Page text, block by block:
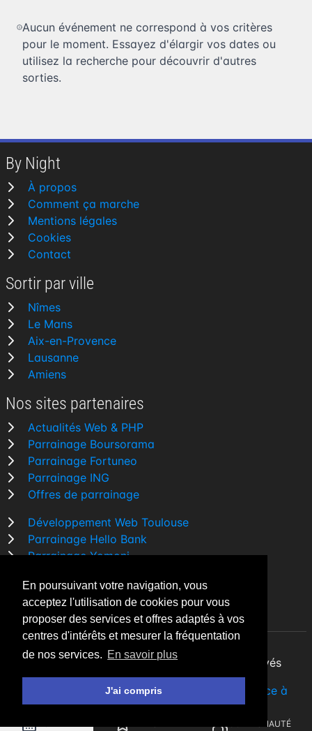
En poursuivant votre navigation, vous
acceptez l'utilisation de cookies pour vous
proposer des services et offres adaptés à vos
centres d'intérêts et mesurer la fréquentation
de nos services. En savoir plus
J'ai compris
COMMUNAUTÉ
Aucun événement ne correspond à vos critères
pour le moment. Essayez d'élargir vos dates ou
utilisez la recherche pour découvrir d'autres
sorties.
By Night
À propos
Comment ça marche
Mentions légales
Cookies
Contact
Sortir par ville
Nîmes
Le Mans
Aix-en-Provence
Lausanne
Amiens
Nos sites partenaires
Actualités Web & PHP
Parrainage Boursorama
Parrainage Fortuneo
Parrainage ING
Offres de parrainage
Développement Web Toulouse
Parrainage Hello Bank
Parrainage Yomoni
Comparatif banque
By Night v5.7.3| © 2026 - Tous droits réservés
par undéveloppeur Web Freelance à
Toulouse